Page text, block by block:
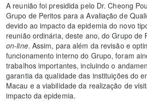
A reunião foi presidida pelo Dr. Cheong
Grupo de Peritos para a Avaliação de
devido ao impacto da epidemia do novo
reunião ordinária, deste ano, do Grupo de
on-line. Assim, para além da revisão e
funcionamento interno do Grupo, foram
trabalhos importantes, incluindo o
garantia da qualidade das instituições do
Macau e a viabilidade da realização de
impacto da epidemia.